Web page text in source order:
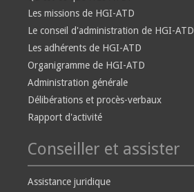
Les missions de HGI-ATD
Le conseil d'administration de HGI-ATD
Les adhérents de HGI-ATD
Organigramme de HGI-ATD
Administration générale
Délibérations et procès-verbaux
Rapport d'activité
Conseiller et assister
Assistance juridique